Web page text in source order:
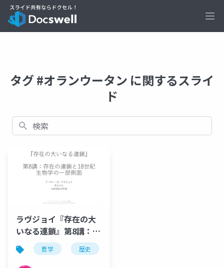
タグ #オランウータン に関するスライ
ド
検索
ラヴジョイ『存在の大
いなる連鎖』第8講：存
在の連鎖と18 世紀生物
学の一部側面
哲学 歴史